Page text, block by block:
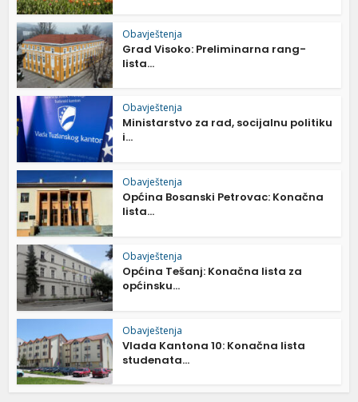
Obavještenja
Grad Visoko: Preliminarna rang-
lista...
Obavještenja
Ministarstvo za rad, socijalnu politiku
i...
Obavještenja
Općina Bosanski Petrovac: Konačna
lista...
Obavještenja
Općina Tešanj: Konačna lista za
općinsku...
Obavještenja
Vlada Kantona 10: Konačna lista
studenata...